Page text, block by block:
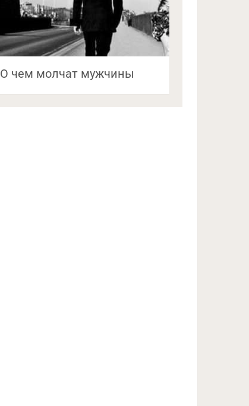
О чем молчат мужчины